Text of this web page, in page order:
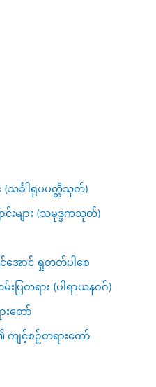
င်္ခါရုပပတ္တိသုတ်)
းများ (သမုဒ္ဒကသုတ်)
ောင် ရှုတတ်ပါစေ
ြတရား (ပါရာယနဝဂ်)
းတော်
ကျင့်စဥ်တရားတော်